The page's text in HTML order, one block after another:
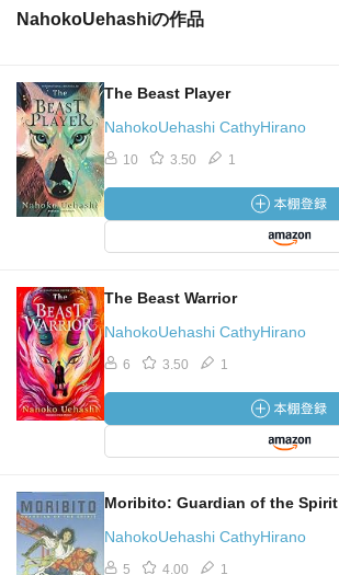
NahokoUehashiの作品
The Beast Player
NahokoUehashi CathyHirano
10 3.50 1
The Beast Warrior
NahokoUehashi CathyHirano
6 3.50 1
Moribito: Guardian of the Spirit
NahokoUehashi CathyHirano
5 4.00 1